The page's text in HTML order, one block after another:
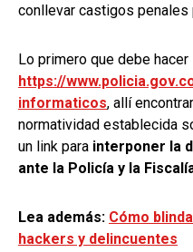
conllevar castigos penales
Lo primero que debe
https://
informaticos, allí
normatividad establecida
un link para interponer la
ante la Policía y la
Lea además: Cómo
hackers y delincuentes